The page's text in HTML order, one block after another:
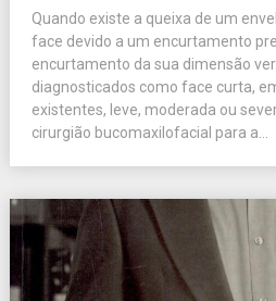
Quando existe a queixa de um
face devido a um encurtamento
encurtamento da sua dimensão
diagnosticados como face curta,
existentes, leve, moderada ou
cirurgião bucomaxilofacial para a...